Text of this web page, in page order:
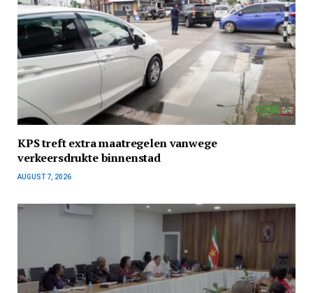
KPS treft extra maatregelen vanwege
verkeersdrukte binnenstad
AUGUST 7, 2026